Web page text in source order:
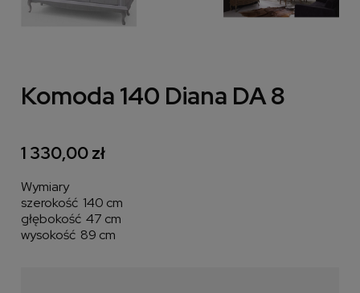
Komoda 140 Diana DA 8
1 330,00 zł
Wymiary
szerokość 140 cm
głębokość 47 cm
wysokość 89 cm